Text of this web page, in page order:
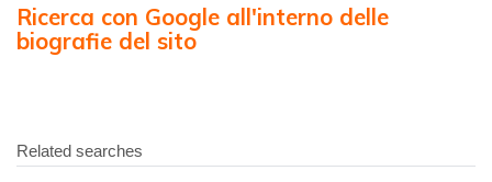
Ricerca con Google all'interno delle
biografie del sito